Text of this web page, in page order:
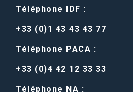
Téléphone IDF :
+33 (0)1 43 43 43 77
Téléphone PACA :
+33 (0)4 42 12 33 33
Téléphone NA :